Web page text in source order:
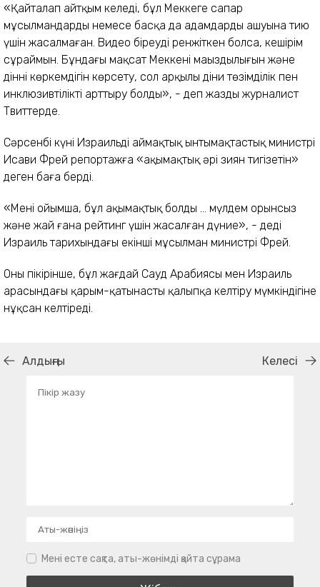
«Қайталап айтқым келеді, бұл Меккеге сапар
мұсылмандарды немесе басқа да адамдардың ашуына тию
үшін жасалмаған. Видео біреуді ренжіткен болса, кешірім
сұраймын. Бұндағы мақсат Меккенің маңыздылығын және
діннің көркемдігін көрсету, сол арқылы діни төзімділік пен
инклюзивтілікті арттыру болды», - деп жазды журналист
Твиттерде.
Сәрсенбі күні Израильдің аймақтық ынтымақтастық министрі
Исави Фрей репортажға «ақымақтық әрі зиян тигізетін»
деген баға берді.
«Менің ойымша, бұл ақымақтық болды ... мүлдем орынсыз
және жай ғана рейтинг үшін жасалған дүние», - деді
Израиль тарихындағы екінші мұсылман министрі Фрей.
Оның пікірінше, бұл жағдай Сауд Арабиясы мен Израиль
арасындағы қарым-қатынасты қалыпқа келтіру мүмкіндігіне
нұқсан келтіреді.
Алдыңғы Келесі
Мені есте сақта, аты-жөнімді қайта сұрама